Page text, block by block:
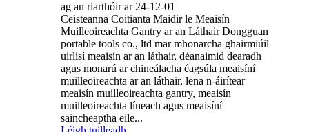
ag an riarthóir ar 24-12-01
Ceisteanna Coitianta Maidir le Meaisín
Muilleoireachta Gantry ar an Láthair Dongguan
portable tools co., ltd mar mhonarcha ghairmiúil
uirlisí meaisín ar an láthair, déanaimid dearadh
agus monarú ar chineálacha éagsúla meaisíní
muilleoireachta ar an láthair, lena n-áirítear
meaisín muilleoireachta gantry, meaisín
muilleoireachta líneach agus meaisíní
saincheaptha eile...